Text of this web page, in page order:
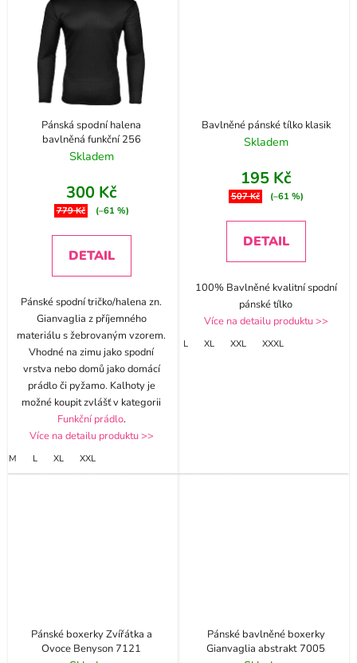
Pánská spodní halena
bavlněná funkční 256
Skladem
300 Kč
779 Kč (–61 %)
DETAIL
Pánské spodní tričko/halena zn.
Gianvaglia z příjemného
materiálu s žebrovaným vzorem.
Vhodné na zimu jako spodní
vrstva nebo domů jako domácí
prádlo či pyžamo. Kalhoty je
možné koupit zvlášť v kategorii
Funkční prádlo.
Více na detailu produktu >>
M L XL XXL
Bavlněné pánské tílko klasik
Skladem
195 Kč
507 Kč (–61 %)
DETAIL
100% Bavlněné kvalitní spodní
pánské tílko
Více na detailu produktu >>
L XL XXL XXXL
Pánské boxerky Zvířátka a
Ovoce Benyson 7121
Pánské bavlněné boxerky
Gianvaglia abstrakt 7005